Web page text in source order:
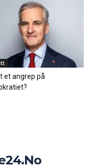
et angrep på